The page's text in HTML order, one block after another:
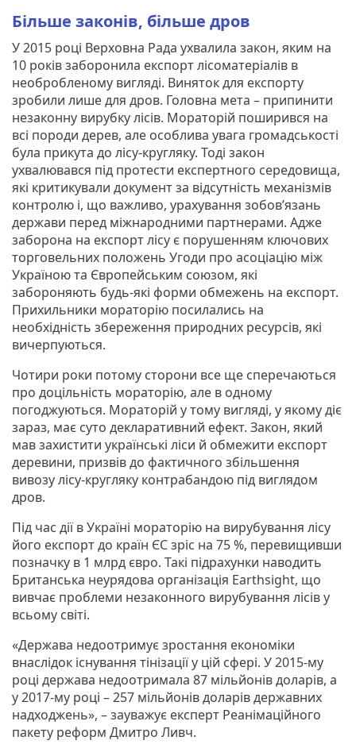
Більше законів, більше дров
У 2015 році Верховна Рада ухвалила закон, яким на
10 років заборонила експорт лісоматеріалів в
необробленому вигляді. Виняток для експорту
зробили лише для дров. Головна мета – припинити
незаконну вирубку лісів. Мораторій поширився на
всі породи дерев, але особлива увага громадськості
була прикута до лісу-кругляку. Тоді закон
ухвалювався під протести експертного середовища,
які критикували документ за відсутність механізмів
контролю і, що важливо, урахування зобов’язань
держави перед міжнародними партнерами. Адже
заборона на експорт лісу є порушенням ключових
торговельних положень Угоди про асоціацію між
Україною та Європейським союзом, які
забороняють будь-які форми обмежень на експорт.
Прихильники мораторію посилались на
необхідність збереження природних ресурсів, які
вичерпуються.
Чотири роки потому сторони все ще сперечаються
про доцільність мораторію, але в одному
погоджуються. Мораторій у тому вигляді, у якому діє
зараз, має суто декларативний ефект. Закон, який
мав захистити українські ліси й обмежити експорт
деревини, призвів до фактичного збільшення
вивозу лісу-кругляку контрабандою під виглядом
дров.
Під час дії в Україні мораторію на вирубування лісу
його експорт до країн ЄС зріс на 75 %, перевищивши
позначку в 1 млрд євро. Такі підрахунки наводить
Британська неурядова організація Earthsight, що
вивчає проблеми незаконного вирубування лісів у
всьому світі.
«Держава недоотримує зростання економіки
внаслідок існування тінізації у цій сфері. У 2015-му
році держава недоотримала 87 мільйонів доларів, а
у 2017-му році – 257 мільйонів доларів державних
надходжень», – зауважує експерт Реанімаційного
пакету реформ Дмитро Ливч.